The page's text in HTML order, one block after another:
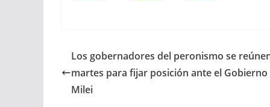
e
t
i
r
Los gobernadores del peronismo se
martes para fijar posición ante el Gobierno
Milei